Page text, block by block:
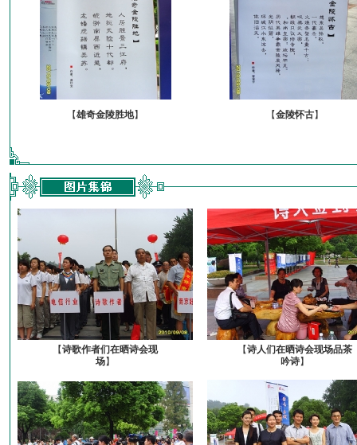
【雄奇金陵胜地】 【金陵怀古】
【诗歌作者们在晒诗会现
场】
【诗人们在晒诗会现场品茶
吟诗】